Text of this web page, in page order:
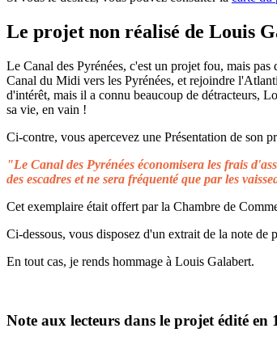
Le projet non réalisé de Louis
Le Canal des Pyrénées, c'est un projet fou, mais
Canal du Midi vers les Pyrénées, et rejoindre
d'intérêt, mais il a connu beaucoup de détracteurs,
sa vie, en vain !
Ci-contre, vous apercevez une Présentation de son
"Le Canal des Pyrénées économisera les frais
des escadres et ne sera fréquenté que par les
Cet exemplaire était offert par la Chambre de
Ci-dessous, vous disposez d'un extrait de la note de
En tout cas, je rends hommage à Louis Galabert.
Note aux lecteurs dans le projet édité en